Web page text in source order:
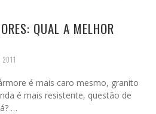
QUAL A MELHOR
é mais caro mesmo, granito
é mais resistente, questão de
…